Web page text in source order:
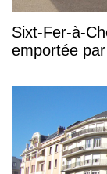
Sixt-Fer-à-
emportée